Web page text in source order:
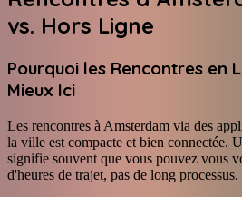
vs. Hors Ligne
Pourquoi les Rencontres en
Mieux Ici
Les rencontres à Amsterdam via des
la ville est compacte et bien connectée.
signifie souvent que vous pouvez vous
d'heures de trajet, pas de long processus.